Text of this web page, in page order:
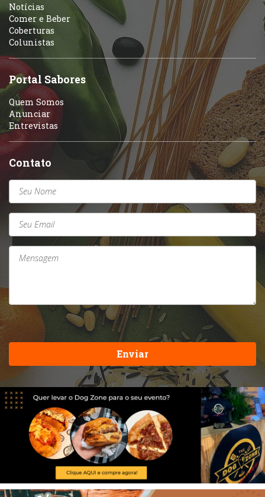
Notícias
Comer e Beber
Coberturas
Colunistas
Portal Sabores
Quem Somos
Anunciar
Entrevistas
Contato
Enviar